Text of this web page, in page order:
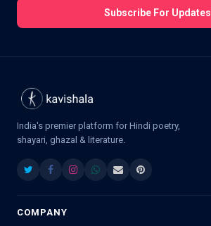
Subscribe For Updates
India's premier platform for Hindi poetry,
shayari, ghazal & literature.
COMPANY